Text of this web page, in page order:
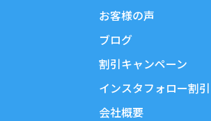
お客様の声
ブログ
割引キャンペーン
インスタフォロー割引
会社概要